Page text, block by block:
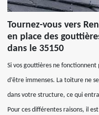
Tournez-vous vers
en place des
dans le 35150
Si vos gouttières ne
d’être immenses. La toiture ne
dans votre structure, ce qui
Pour ces différentes raisons, il